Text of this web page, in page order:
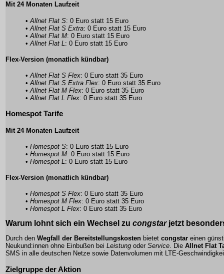
Mit 24 Monaten Laufzeit
• Allnet Flat S: 0 Euro statt 15 Euro
• Allnet Flat S Extra: 0 Euro statt 15 Euro
• Allnet Flat M: 0 Euro statt 15 Euro
• Allnet Flat L : 0 Euro statt 15 Euro
Flex-Version (monatlich kündbar)
•Allnet Flat S Flex: 0 Euro statt 35 Euro
•Allnet Flat S Extra Flex: 0 Euro statt 35 Euro
•Allnet Flat M Flex: 0 Euro statt 35 Euro
•Allnet Flat L Flex: 0 Euro statt 35 Euro
Homespot Tarife
Mit 24 Monaten Laufzeit
• Homespot S: 0 Euro statt 15 Euro
• Homespot M: 0 Euro statt 15 Euro
• Homespot L : 0 Euro statt 15 Euro
Flex-Version (monatlich kündbar)
• Homespot S Flex: 0 Euro statt 35 Euro
• Homespot M Flex: 0 Euro statt 35 Euro
• Homespot L Flex: 0 Euro statt 35 Euro
Warum lohnt sich ein Wechsel zu congstarjetzt
Durch den Wegfall der Bereitstellungskosten bietet congstar einen
Neukund:innen ohne Einbußen bei Leistung oder Service. Die Allnet Flat
SMS in alle deutschen Netze sowie Datenvolumen mit LTE-
Zielgruppe der Aktion